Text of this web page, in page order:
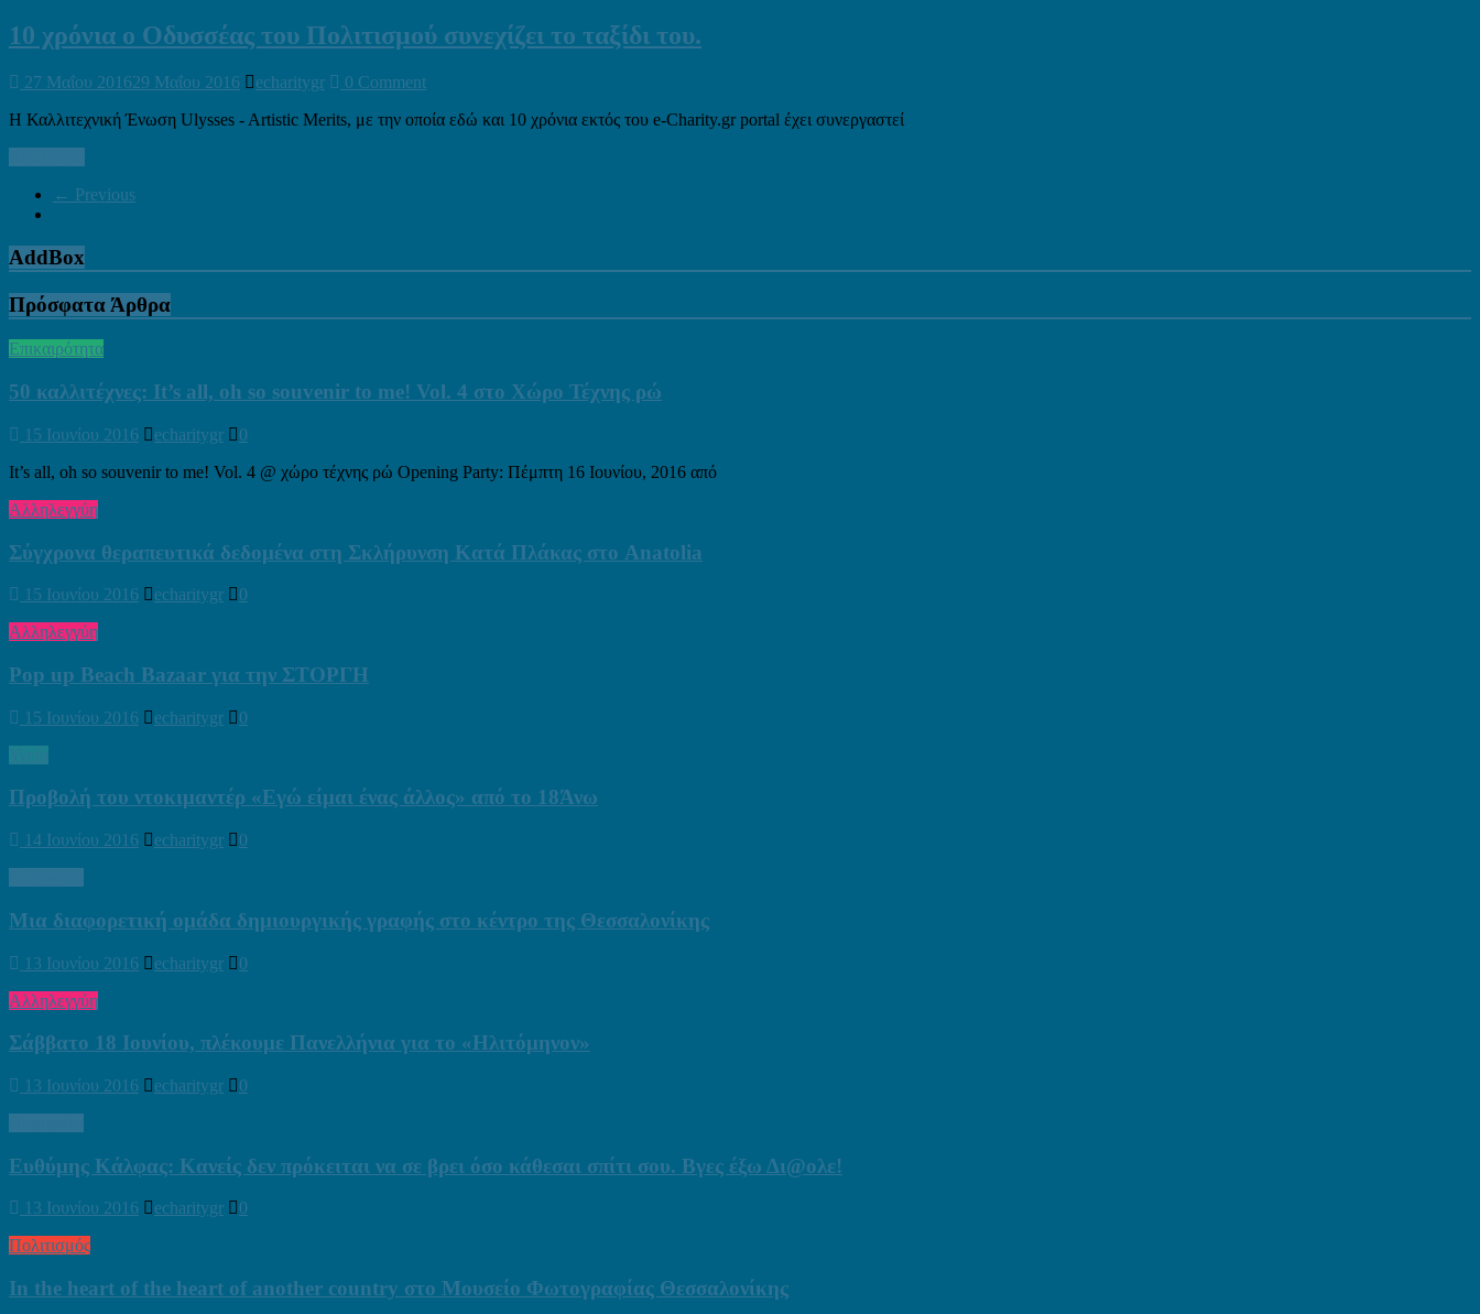
10 χρόνια ο Οδυσσέας του Πολιτισμού συνεχίζει το ταξίδι του.
27 Μαΐου 201629 Μαΐου 2016 echaritygr
0 Comment
Η Καλλιτεχνική Ένωση Ulysses - Artistic Merits, με την οποία εδώ και 10 χρόνια εκτός του e-Charity.gr portal έχει συνεργαστεί
← Previous
AddBox
Πρόσφατα Άρθρα
Επικαιρότητα
50 καλλιτέχνες: It’s all, oh so souvenir to me! Vol. 4 στο Χώρο Τέχνης ρώ
15 Ιουνίου 2016 echaritygr
0
It’s all, oh so souvenir to me! Vol. 4 @ χώρο τέχνης ρώ Opening Party: Πέμπτη 16 Ιουνίου, 2016 από
Αλληλεγγύη
Σύγχρονα θεραπευτικά δεδομένα στη Σκλήρυνση Κατά Πλάκας στο Anatolia
15 Ιουνίου 2016 echaritygr
0
Αλληλεγγύη
Pop up Beach Bazaar για την ΣΤΟΡΓΗ
15 Ιουνίου 2016 echaritygr
0
Προβολή του ντοκιμαντέρ «Εγώ είμαι ένας άλλος» από το 18Άνω
14 Ιουνίου 2016 echaritygr
0
Μια διαφορετική ομάδα δημιουργικής γραφής στο κέντρο της Θεσσαλονίκης
13 Ιουνίου 2016 echaritygr
0
Αλληλεγγύη
Σάββατο 18 Ιουνίου, πλέκουμε Πανελλήνια για το «Ηλιτόμηνον»
13 Ιουνίου 2016 echaritygr
0
Ευθύμης Κάλφας: Κανείς δεν πρόκειται να σε βρει όσο κάθεσαι σπίτι σου. Βγες έξω Δι@ολε!
13 Ιουνίου 2016 echaritygr
0
Πολιτισμός
In the heart of the heart of another country στο Μουσείο Φωτογραφίας Θεσσαλονίκης